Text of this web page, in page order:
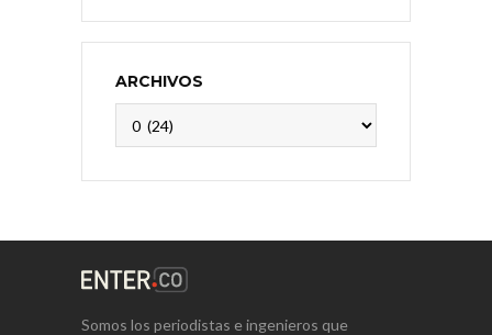
ARCHIVOS
Somos los periodistas e ingenieros que